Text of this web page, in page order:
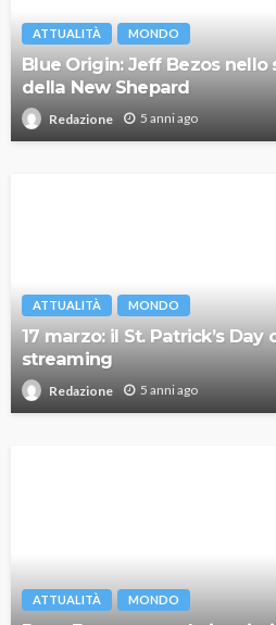
ATTUALITÀ MONDO
Blue Origin: Jeff Bezos nello
della New Shepard
Redazione 5 anni ago
ATTUALITÀ MONDO
17 marzo: il St. Patrick’s Day
streaming
Redazione 5 anni ago
ATTUALITÀ MONDO